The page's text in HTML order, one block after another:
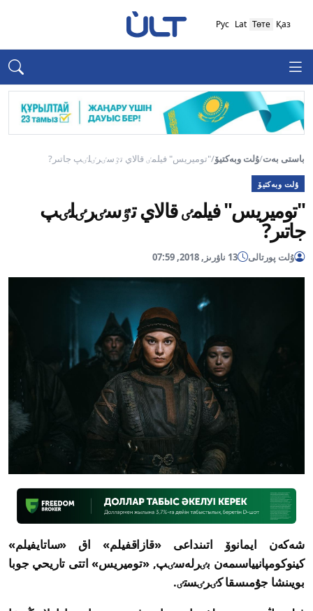
Қаз
Төте
Lat
Рус
باستى بەت/ۇلت وبەكتيۆ/"توميريس" فيلمٸ قالاي تٷسٸرٸلٸپ جاتىر?
ۇلت وبەكتيۆ
"توميريس" فيلمٸ قالاي تٷسٸرٸلٸپ
جاتىر?
ۇلت پورتالى 13 ناۋرىز, 2018, 07:59
شەكەن ايمانوۆ اتىنداعى «قازاقفيلم» اق «ساتايفيلم»
كينوكومپانيياسىمەن بٸرلەسٸپ, «توميريس» اتتى تاريحي جوبا
بويىنشا جۇمىسقا كٸرٸستٸ.